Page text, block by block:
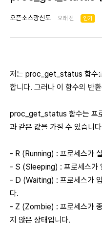
오픈소스광신도 오래 전 인기
저는 proc_get_status 함수
합니다. 그러나 이 함수의 반
proc_get_status 함수는 프
과 같은 값을 가질 수 있습니
- R (Running) : 프로세스가
- S (Sleeping) : 프로세스가
- D (Waiting) : 프로세스가
다.
- Z (Zombie) : 프로세스가
지 않은 상태입니다.